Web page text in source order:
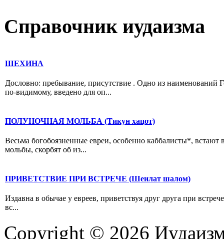
Справочник иудаизма
ШЕХИНА
Дословно: пребывание, присутствие . Одно из наименований
по-видимому, введено для оп...
ПОЛУНОЧНАЯ МОЛЬБА (Тикун хацот)
Весьма богобоязненные евреи, особенно каббалисты*,
мольбы, скорбят об из...
ПРИВЕТСТВИЕ ПРИ ВСТРЕЧЕ (Шеилат шалом)
Издавна в обычае у евреев, приветствуя друг друга при
вс...
Copyright © 2026